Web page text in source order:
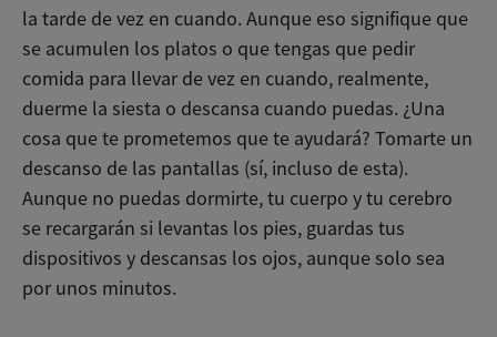
la tarde de vez en cuando. Aunque eso signifique que
se acumulen los platos o que tengas que pedir
comida para llevar de vez en cuando, realmente,
duerme la siesta o descansa cuando puedas. ¿Una
cosa que te prometemos que te ayudará? Tomarte un
descanso de las pantallas (sí, incluso de esta).
Aunque no puedas dormirte, tu cuerpo y tu cerebro
se recargarán si levantas los pies, guardas tus
dispositivos y descansas los ojos, aunque solo sea
por unos minutos.